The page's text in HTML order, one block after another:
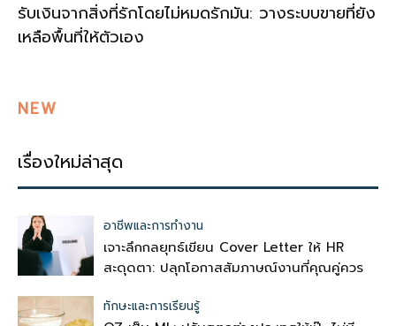
รับเงินจากสิ่งที่รักโดยไม่หมดรักมัน: วางระบบขายที่ยัง
เหลือพื้นที่ให้ตัวเอง
NEW
เรื่องใหม่ล่าสุด
อาชีพและการทำงาน
เจาะลึกกลยุทธ์เขียน Cover Letter ให้ HR
สะดุดตา: ปลุกโอกาสสัมภาษณ์งานที่คุณคู่ควร
ทักษะและการเรียนรู้